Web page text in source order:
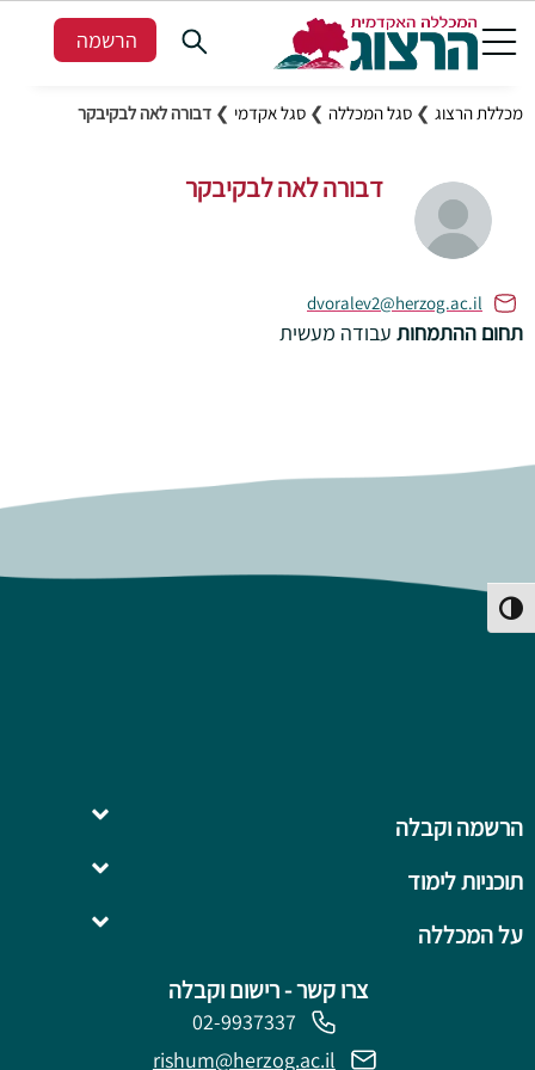
הפעל/כבה ניגודיות גבוהה
הרשמה
מכללת הרצוג ❯ סגל המכללה ❯ סגל אקדמי ❯ דבורה לאה לבקיבקר
דבורה לאה לבקיבקר
dvoralev2@herzog.ac.il
תחום ההתמחות עבודה מעשית
צרו קשר - רישום וקבלה
02-9937337
rishum@herzog.ac.il
על המכללה
תוכניות לימוד
הרשמה וקבלה